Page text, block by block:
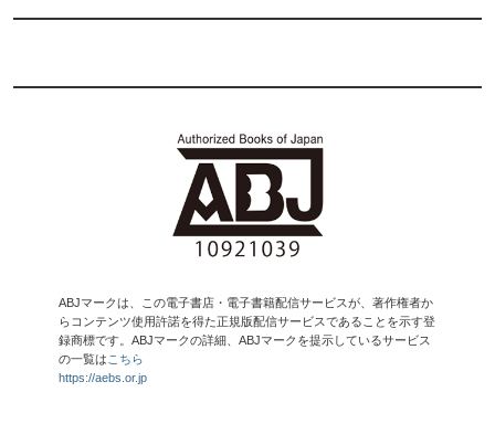
ABJマークは、この電子書店・電子書籍配信サービスが、著作権者か
らコンテンツ使用許諾を得た正規版配信サービスであることを示す登
録商標です。ABJマークの詳細、ABJマークを提示しているサービス
の一覧は こちら
https://aebs.or.jp